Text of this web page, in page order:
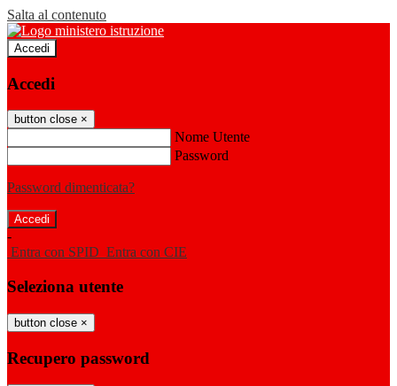
Salta al contenuto
Accedi
Accedi
button close ×
Nome Utente
Password
Password dimenticata?
-
Entra con SPID Entra con CIE
Seleziona utente
button close ×
Recupero password